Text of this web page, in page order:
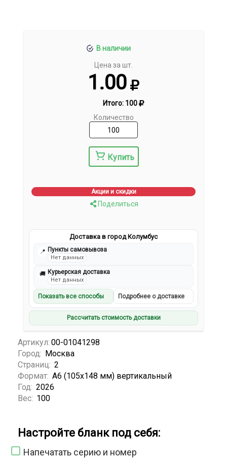
В наличии
Цена за шт.
1.00
Итого: 100
Количество
Купить
Акции и скидки
Поделиться
Доставка в город Колумбус
📍 Пункты самовывоза
Нет данных
🚚 Курьерская доставка
Нет данных
Показать все способы Подробнее о доставке
Рассчитать стоимость доставки
Артикул: 00-01041298
Город: Москва
Страниц: 2
Формат: А6 (105x148 мм) вертикальный
Год: 2026
Вес: 100
Настройте бланк под себя:
Напечатать серию и номер